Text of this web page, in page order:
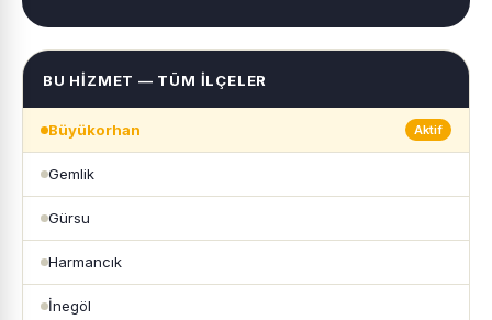
BU HIZMET — TÜM İLÇELER
Büyükorhan Aktif
Gemlik
Gürsu
Harmancık
İnegöl